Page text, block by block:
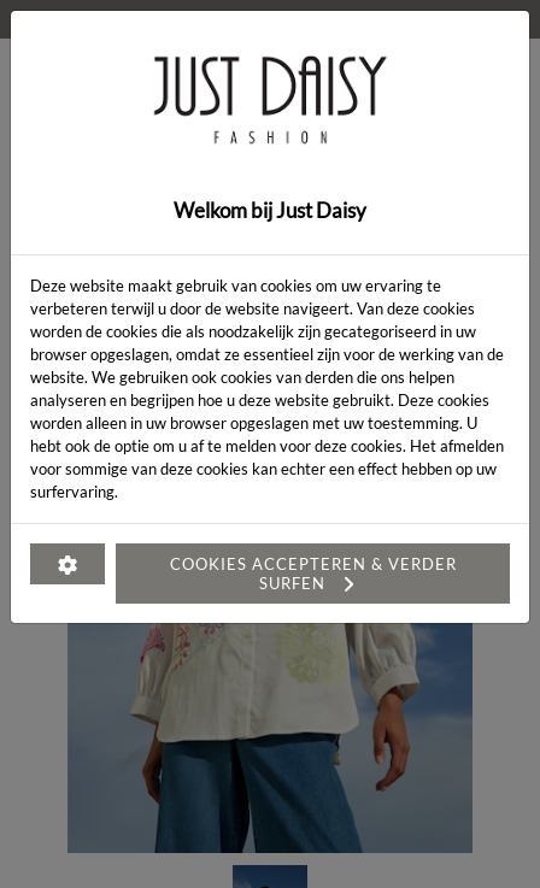
> Bloes Kikos
Welkom bij Just Daisy
Deze website maakt gebruik van cookies om uw ervaring te
verbeteren terwijl u door de website navigeert. Van deze cookies
worden de cookies die als noodzakelijk zijn gecategoriseerd in uw
browser opgeslagen, omdat ze essentieel zijn voor de werking van de
website. We gebruiken ook cookies van derden die ons helpen
analyseren en begrijpen hoe u deze website gebruikt. Deze cookies
worden alleen in uw browser opgeslagen met uw toestemming. U
hebt ook de optie om u af te melden voor deze cookies. Het afmelden
voor sommige van deze cookies kan echter een effect hebben op uw
surfervaring.
COOKIES ACCEPTEREN & VERDER
SURFEN